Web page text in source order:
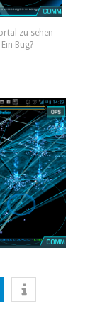
zu sehen –
Ein Bug?